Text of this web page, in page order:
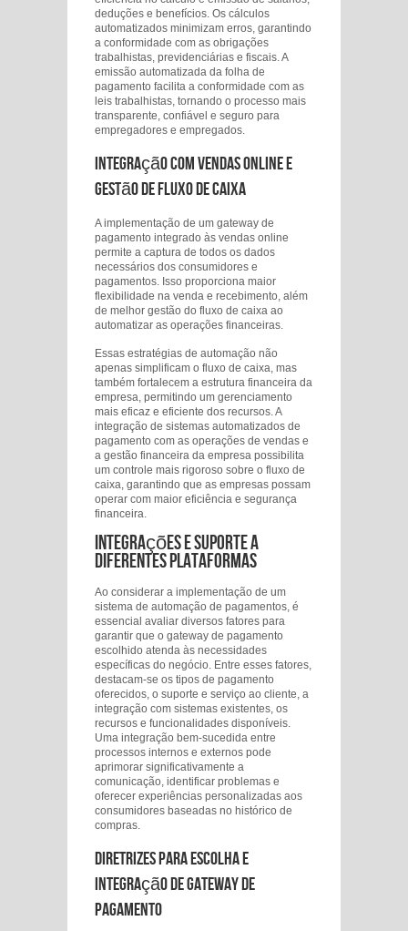
deduções e benefícios. Os cálculos
automatizados minimizam erros, garantindo
a conformidade com as obrigações
trabalhistas, previdenciárias e fiscais. A
emissão automatizada da folha de
pagamento facilita a conformidade com as
leis trabalhistas, tornando o processo mais
transparente, confiável e seguro para
empregadores e empregados.
Integração com Vendas Online e
Gestão de Fluxo de Caixa
A implementação de um gateway de
pagamento integrado às vendas online
permite a captura de todos os dados
necessários dos consumidores e
pagamentos. Isso proporciona maior
flexibilidade na venda e recebimento, além
de melhor gestão do fluxo de caixa ao
automatizar as operações financeiras.
Essas estratégias de automação não
apenas simplificam o fluxo de caixa, mas
também fortalecem a estrutura financeira da
empresa, permitindo um gerenciamento
mais eficaz e eficiente dos recursos. A
integração de sistemas automatizados de
pagamento com as operações de vendas e
a gestão financeira da empresa possibilita
um controle mais rigoroso sobre o fluxo de
caixa, garantindo que as empresas possam
operar com maior eficiência e segurança
financeira.
Integrações e Suporte a
Diferentes Plataformas
Ao considerar a implementação de um
sistema de automação de pagamentos, é
essencial avaliar diversos fatores para
garantir que o gateway de pagamento
escolhido atenda às necessidades
específicas do negócio. Entre esses fatores,
destacam-se os tipos de pagamento
oferecidos, o suporte e serviço ao cliente, a
integração com sistemas existentes, os
recursos e funcionalidades disponíveis.
Uma integração bem-sucedida entre
processos internos e externos pode
aprimorar significativamente a
comunicação, identificar problemas e
oferecer experiências personalizadas aos
consumidores baseadas no histórico de
compras.
Diretrizes para Escolha e
Integração de Gateway de
Pagamento